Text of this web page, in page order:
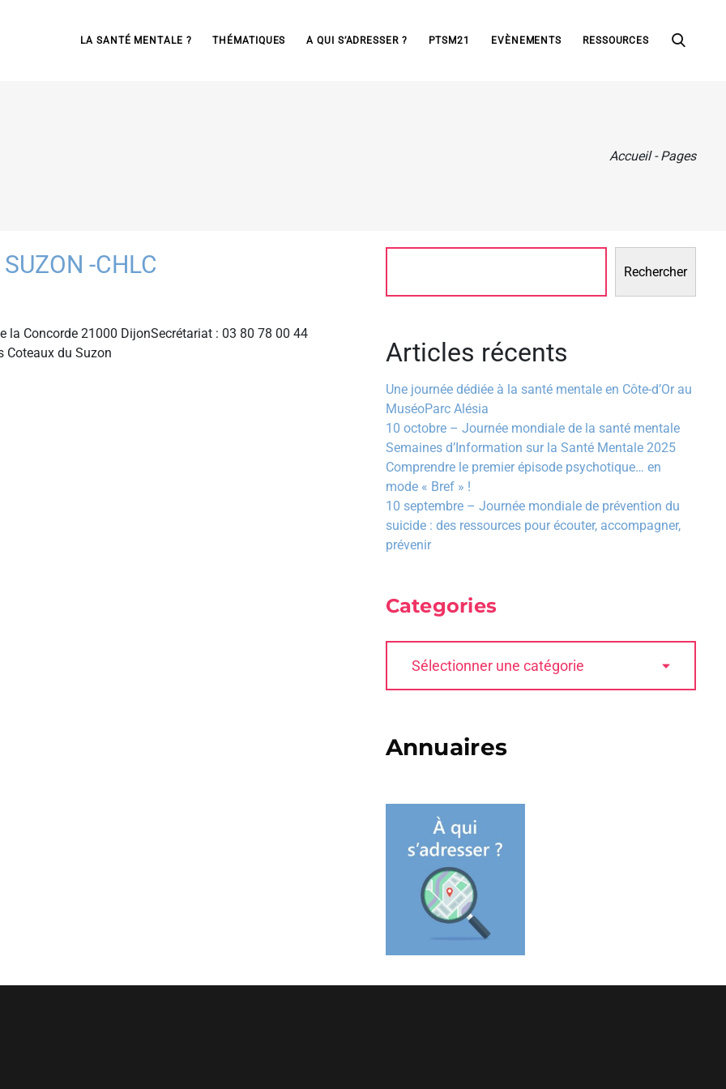
LA SANTÉ MENTALE ? THÉMATIQUES A QUI S’ADRESSER ? PTSM21 EVÈNEMENTS RESSOURCES
Accueil - Pages
-CHLC
la Concorde 21000 DijonSecrétariat : 03 80 78 00 44
Coteaux du Suzon
Rechercher
Articles récents
Une journée dédiée à la santé mentale en Côte-d’Or au
MuséoParc Alésia
10 octobre – Journée mondiale de la santé mentale
Semaines d’Information sur la Santé Mentale 2025
Comprendre le premier épisode psychotique… en
mode « Bref » !
10 septembre – Journée mondiale de prévention du
suicide : des ressources pour écouter, accompagner,
prévenir
Categories
Annuaires